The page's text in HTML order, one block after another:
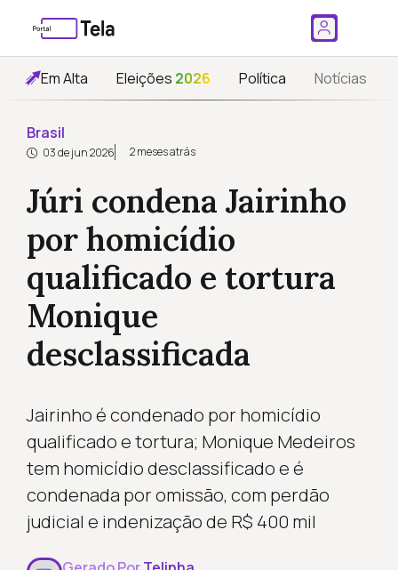
Em Alta Eleições 2026 Política Notícias
Brasil
03 de jun 2026 2 meses atrás
Júri condena Jairinho
por homicídio
qualificado e tortura
Monique
desclassificada
Jairinho é condenado por homicídio
qualificado e tortura; Monique Medeiros
tem homicídio desclassificado e é
condenada por omissão, com perdão
judicial e indenização de R$ 400 mil